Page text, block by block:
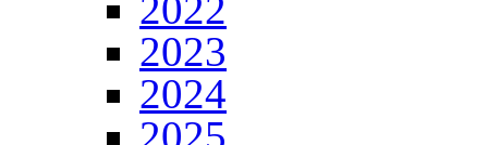
2023
2024
2025